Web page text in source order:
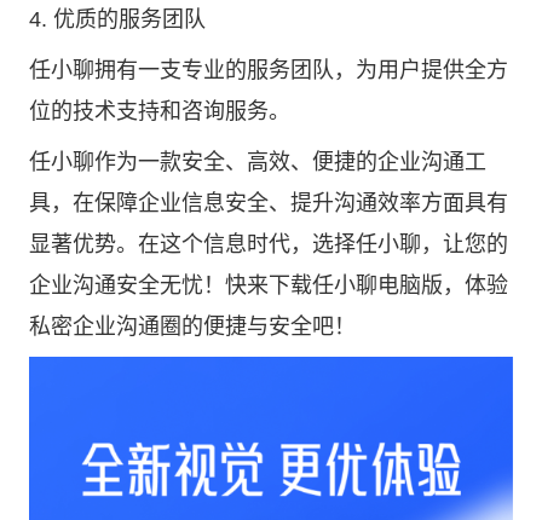
4. 优质的服务团队
任小聊拥有一支专业的服务团队，为用户提供全方
位的技术支持和咨询服务。
任小聊作为一款安全、高效、便捷的企业沟通工
具，在保障企业信息安全、提升沟通效率方面具有
显著优势。在这个信息时代，选择任小聊，让您的
企业沟通安全无忧！快来下载任小聊电脑版，体验
私密企业沟通圈的便捷与安全吧！